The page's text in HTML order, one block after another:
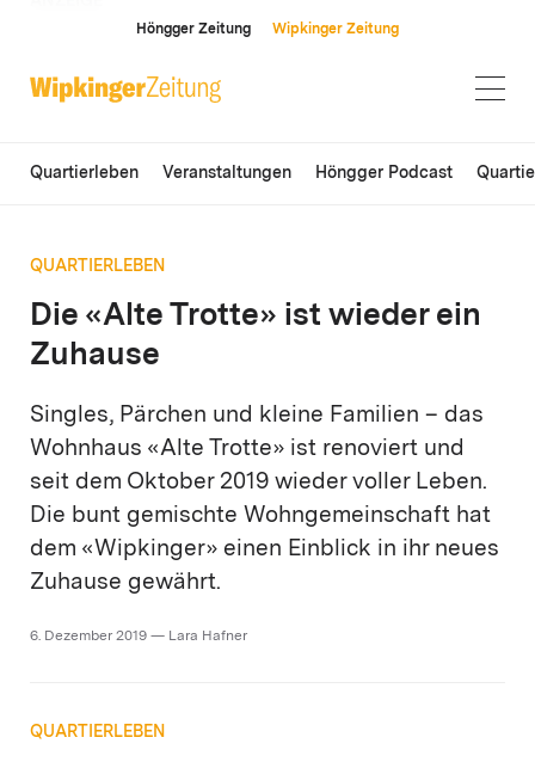
Höngger Zeitung Wipkinger Zeitung
Quartierleben Veranstaltungen Höngger Podcast
QUARTIERLEBEN
Die «Alte Trotte» ist wieder ein
Zuhause
Singles, Pärchen und kleine Familien – das
Wohnhaus «Alte Trotte» ist renoviert und
seit dem Oktober 2019 wieder voller Leben.
Die bunt gemischte Wohngemeinschaft hat
dem «Wipkinger» einen Einblick in ihr neues
Zuhause gewährt.
6. Dezember 2019 — Lara Hafner
QUARTIERLEBEN